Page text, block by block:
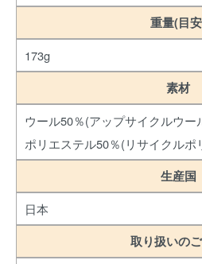
重量(目
173g
素材
ウール50％(アップサイクルウー
ポリエステル50％(リサイクルポ
生産国
日本
取り扱いの